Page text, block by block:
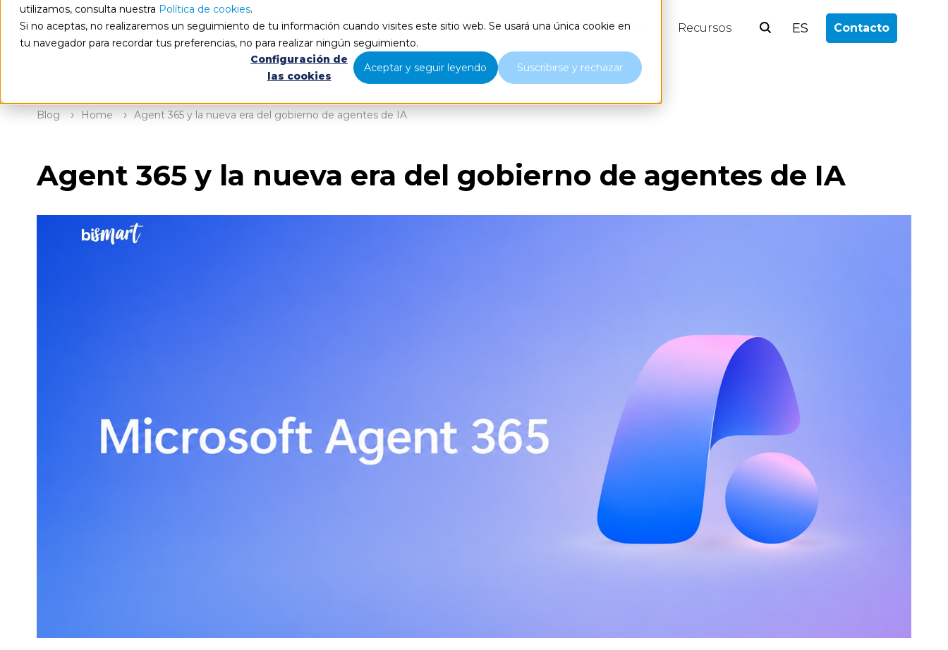
utilizamos, consulta nuestra Política de cookies.
Si no aceptas, no realizaremos un seguimiento de tu información cuando visites este sitio web. Se usará una única cookie en
tu navegador para recordar tus preferencias, no para realizar ningún seguimiento.
Configuración de
las cookies
Aceptar y seguir leyendo Suscribirse y rechazar
Qué hacemos Nosotros Blog Recursos ES Contacto
Blog Home Agent 365 y la nueva era del gobierno de agentes de IA
Agent 365 y la nueva era del gobierno de agentes de IA